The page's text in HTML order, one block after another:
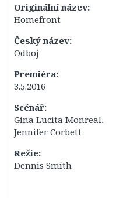
11. Série
13. Série
Titulky
12. Série
13. Série
Postavy
Originální název:
Homefront
Český název:
Odboj
Premiéra:
3.5.2016
Scénář:
Gina Lucita Monreal,
Jennifer Corbett
Režie:
Dennis Smith